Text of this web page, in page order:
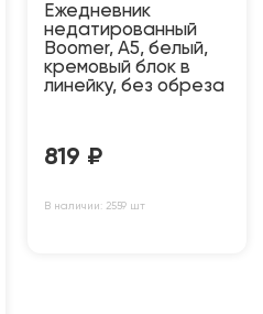
Ежедневник
недатированный
Boomer, А5, белый,
кремовый блок в
линейку, без обреза
819 ₽
В наличии: 2559 шт